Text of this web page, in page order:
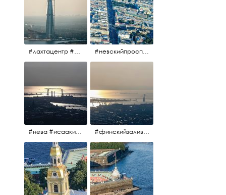
#лахтацентр #лахта #башнягазпром #газпром #башня #небоскрёбпитера #небоскрёб #финскийзалив #санктпетербург #невскийпроспект #центргорода #санктпетербург #осень2017 #когдапаришьнадгородом
#нева #исаакий #исаакиевскийсобор #нева #васильевскийостров #адмиралтейскийрайон #финскийзалив #дворцовыймост #небонадпитером #осень2017 #финскийзалив #маркизовалужа #нева